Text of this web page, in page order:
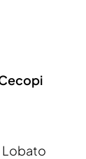
Lobato